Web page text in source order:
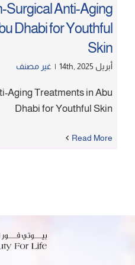
Surgical Anti-Aging
Dhabi for Youthful
Skin
أبريل 14th, 2025 | غير مصنف
Aging Treatments in Abu
Dhabi for Youthful Skin
Read More